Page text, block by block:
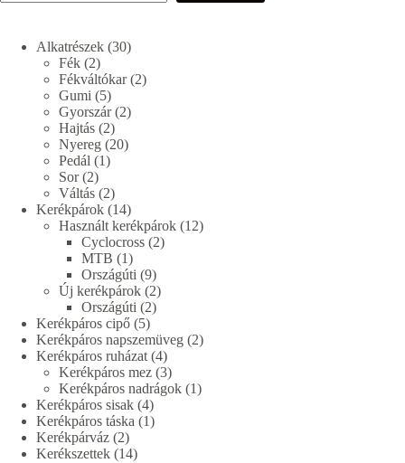
Alkatrészek 3030
Fék 22
termék
Fékváltókar 22
Gumi 55
termék
Gyorszár 22
Hajtás 22
termék
Nyereg 2020
Pedál 11
Sor 22
termék
Váltás 22
termék
Kerékpárok 1414
termék
Használt kerékpárok 1212
Cyclocross 22
MTB 11
termék
Országúti 99
termék
Új kerékpárok 22
termék
Országúti 22
Kerékpáros cipő 55
termék
Kerékpáros napszemüveg 22
Kerékpáros ruházat 44
termék
Kerékpáros mez 33
termék
Kerékpáros nadrágok 11
Kerékpáros sisak 44
termék
Kerékpáros táska 11
Kerékpárváz 22
termék
Kerékszettek 1414